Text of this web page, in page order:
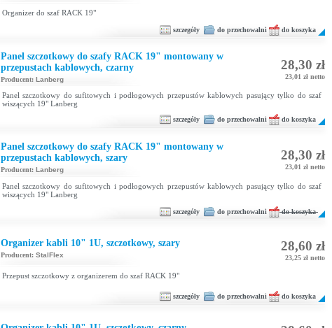
Organizer do szaf RACK 19"
szczegóły do przechowalni do koszyka
Panel szczotkowy do szafy RACK 19" montowany w
przepustach kablowych, czarny
Producent: Lanberg
28,30 zł
23,01 zł netto
Panel szczotkowy do sufitowych i podłogowych przepustów kablowych pasujący tylko do szaf
wiszących 19" Lanberg
szczegóły do przechowalni do koszyka
Panel szczotkowy do szafy RACK 19" montowany w
przepustach kablowych, szary
Producent: Lanberg
28,30 zł
23,01 zł netto
Panel szczotkowy do sufitowych i podłogowych przepustów kablowych pasujący tylko do szaf
wiszących 19" Lanberg
szczegóły do przechowalni do koszyka
Organizer kabli 10" 1U, szczotkowy, szary
Producent: StalFlex
28,60 zł
23,25 zł netto
Przepust szczotkowy z organizerem do szaf RACK 19"
szczegóły do przechowalni do koszyka